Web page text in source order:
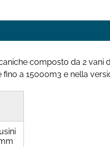
composto da 2 vani
a 15000m3 e nella